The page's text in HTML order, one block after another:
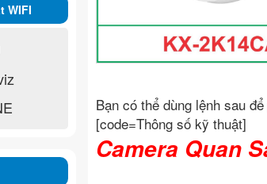
Bạn có thể dùng lệnh sau
[code=Thông số kỹ thuật]
Camera Quan
WIFI